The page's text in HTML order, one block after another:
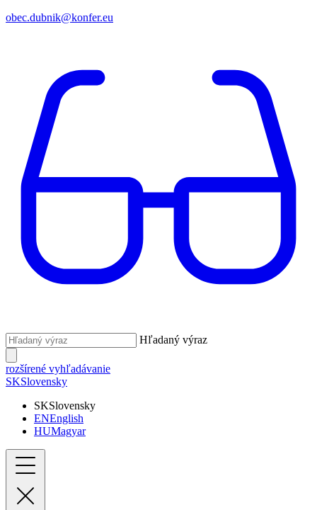
obec.dubnik@konfer.eu
Hľadaný výraz
rozšírené vyhľadávanie
SKSlovensky
SKSlovensky
ENEnglish
HUMagyar